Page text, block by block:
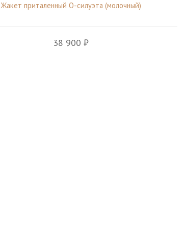
Жакет приталенный О-силуэта (молочный)
38 900 ₽